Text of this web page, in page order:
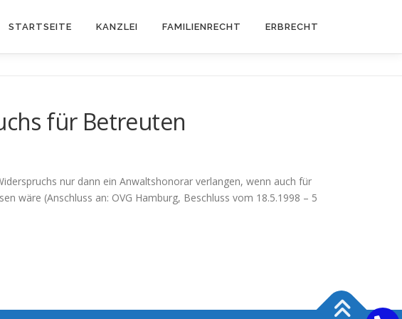
STARTSEITE KANZLEI FAMILIENRECHT ERBRECHT
für Betreuten
nur dann ein Anwaltshonorar verlangen, wenn auch für
wäre (Anschluss an: OVG Hamburg, Beschluss vom 18.5.1998 – 5